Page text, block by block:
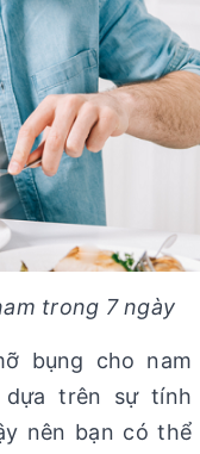
trong 7 ngày
bụng cho nam
trên sự tính
nên bạn có thể